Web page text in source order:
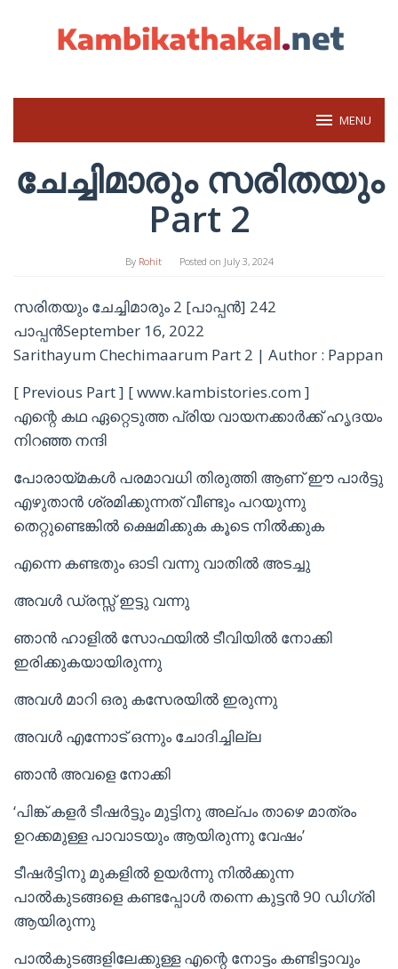
MENU
ചേച്ചിമാരും സരിതയും
Part 2
By Rohit Posted on July 3, 2024
സരിതയും ചേച്ചിമാരും 2 [പാപ്പൻ] 242
പാപ്പൻSeptember 16, 2022
Sarithayum Chechimaarum Part 2 | Author : Pappan
[ Previous Part ] [ www.kambistories.com ]
എന്റെ കഥ ഏറ്റെടുത്ത പ്രിയ വായനക്കാർക്ക് ഹൃദയം
നിറഞ്ഞ നന്ദി
പോരായ്മകൾ പരമാവധി തിരുത്തി ആണ് ഈ പാർട്ടു
എഴുതാൻ ശ്രമിക്കുന്നത് വീണ്ടും പറയുന്നു
തെറ്റുണ്ടെങ്കിൽ ക്ഷെമിക്കുക കൂടെ നിൽക്കുക
എന്നെ കണ്ടതും ഓടി വന്നു വാതിൽ അടച്ചു
അവൾ ഡ്രസ്സ്‌ ഇട്ടു വന്നു
ഞാൻ ഹാളിൽ സോഫയിൽ ടീവിയിൽ നോക്കി
ഇരിക്കുകയായിരുന്നു
അവൾ മാറി ഒരു കസേരയിൽ ഇരുന്നു
അവൾ എന്നോട് ഒന്നും ചോദിച്ചില്ല
ഞാൻ അവളെ നോക്കി
‘പിങ്ക് കളർ ടീഷർട്ടും മുട്ടിനു അല്പം താഴെ മാത്രം
ഉറക്കമുള്ള പാവാടയും ആയിരുന്നു വേഷം’
ടീഷർട്ടിനു മുകളിൽ ഉയർന്നു നിൽക്കുന്ന
പാൽകുടങ്ങളെ കണ്ടപ്പോൾ തന്നെ കുട്ടൻ 90 ഡിഗ്രി
ആയിരുന്നു
പാൽകുടങ്ങളിലേക്കുള്ള എന്റെ നോട്ടം കണ്ടിട്ടാവും